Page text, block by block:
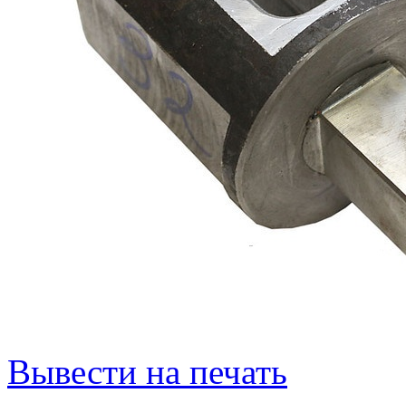
Вывести на печать